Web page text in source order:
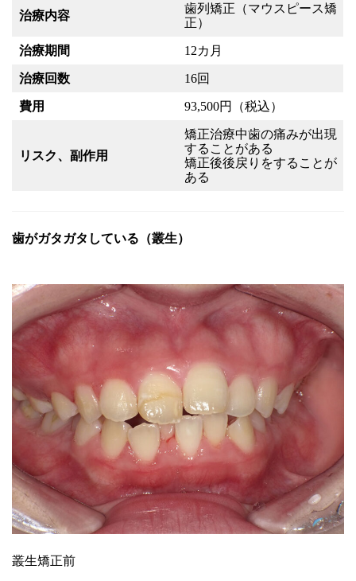
治療内容
歯列矯正（マウスピース矯
正）
治療期間 12カ月
治療回数 16回
費用 93,500円（税込）
リスク、副作用
矯正治療中歯の痛みが出現
することがある
矯正後後戻りをすることが
ある
歯がガタガタしている（叢生）
叢生矯正前